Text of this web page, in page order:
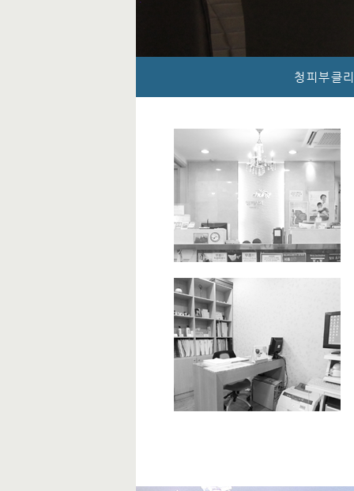
청피부클